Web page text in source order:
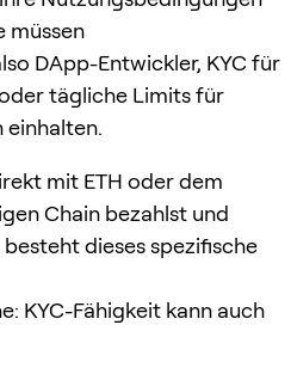
müssen
DApp-Entwickler, KYC für
tägliche Limits für
einhalten.
mit ETH oder dem
Chain bezahlst und
dieses spezifische
KYC-Fähigkeit kann auch